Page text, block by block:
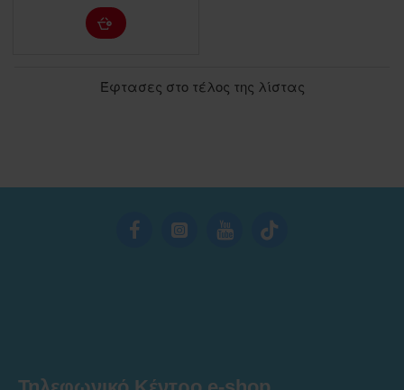
Έφτασες στο τέλος της λίστας